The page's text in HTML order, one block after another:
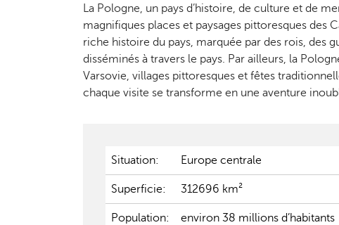
La Pologne, un pays d’histoire, de culture et de
magnifiques places et paysages pittoresques des
riche histoire du pays, marquée par des rois, des
disséminés à travers le pays. Par ailleurs, la
Varsovie, villages pittoresques et fêtes
chaque visite se transforme en une aventure
Situation: Europe centrale
Superficie: 312696 km²
Population: environ 38 millions d’habitants